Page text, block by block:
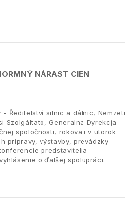
NÁRAST CIEN
Ředitelství silnic a dálnic, Nemzeti
Szolgáltató, Generalna Dyrekcja
spoločnosti, rokovali v utorok
prípravy, výstavby, prevádzky
predstavitelia
o ďalšej spolupráci.